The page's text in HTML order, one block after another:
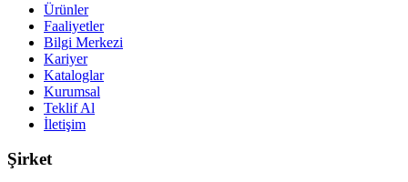
Ürünler
Faaliyetler
Bilgi Merkezi
Kariyer
Kataloglar
Kurumsal
Teklif Al
İletişim
Şirket